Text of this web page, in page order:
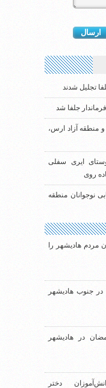
تجلیل شدند
جلفا شد
منطقه آزاد ارس،
ایری سفلی
روی
نوجوانان منطقه
هادیشهر را
جنوب هادیشهر
در هادیشهر
دختر